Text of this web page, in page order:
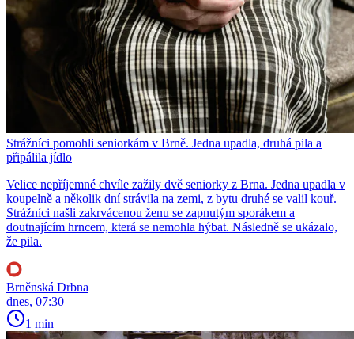
Strážníci pomohli seniorkám v Brně. Jedna upadla, druhá pila a
připálila jídlo
Velice nepříjemné chvíle zažily dvě seniorky z Brna. Jedna upadla v
koupelně a několik dní strávila na zemi, z bytu druhé se valil kouř.
Strážníci našli zakrvácenou ženu se zapnutým sporákem a
doutnajícím hrncem, která se nemohla hýbat. Následně se ukázalo,
že pila.
Brněnská Drbna
dnes, 07:30
1 min